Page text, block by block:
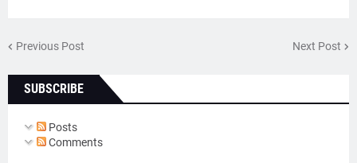
Previous Post Next Post
SUBSCRIBE
Posts
Comments